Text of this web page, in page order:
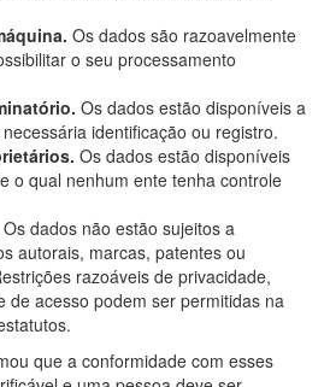
Os dados são razoavelmente
o seu processamento
Os dados estão disponíveis a
identificação ou registro.
Os dados estão disponíveis
o qual nenhum ente tenha controle
Os dados não estão sujeitos a
autorais, marcas, patentes ou
razoáveis de privacidade,
de acesso podem ser permitidas na
que a conformidade com esses